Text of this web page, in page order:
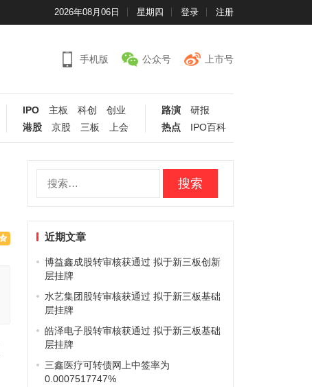
2026年08月06日 星期四 登录 注册
手机版 公众号 上市号
IPO 主板 科创
创业
港股
京股 三板 上会
路演
研报
热点
IPO百科
近期文章
博益鑫成股转审核获通过 拟于新三板创新
层挂牌
水艺集团股转审核获通过 拟于新三板基础
层挂牌
皓泽电子股转审核获通过 拟于新三板基础
层挂牌
三鑫医疗可转债网上中签率为
0.0007517747%